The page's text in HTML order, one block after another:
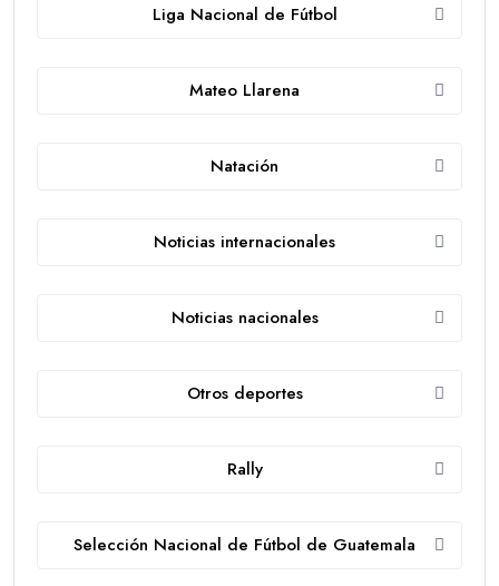
Liga Nacional de Fútbol
Mateo Llarena
Natación
Noticias internacionales
Noticias nacionales
Otros deportes
Rally
Selección Nacional de Fútbol de Guatemala